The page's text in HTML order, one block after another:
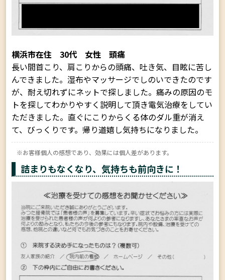
横浜市在住 30代 女性 頭痛
長い間首こり、肩こりからの頭痛、吐き気、目眩に苦し
んできました。湿布やマッサージでしのいできたのです
が、耐え切れずにネットで探しました。痛みの原因のモ
トを探してわかりやすく説明して頂き電気治療をしてい
ただきました。直ぐにこりからくる体のダル重が消え
て、びっくりです。帰り道嬉し気持ちになりました。
※お客様個人の感想であり、効果には個人差があります。
詰まりもなくなり、気持ちも前向きに！